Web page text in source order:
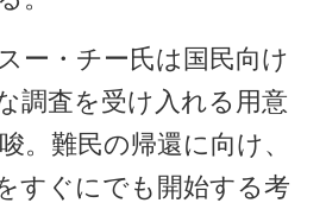
ー・チー氏は国民向け
調査を受け入れる用意
。難民の帰還に向け、
すぐにでも開始する考